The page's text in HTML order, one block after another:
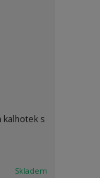
kalhotek s
Skladem